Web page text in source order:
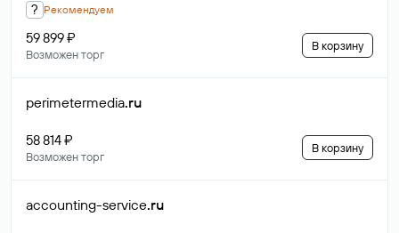
? Рекомендуем
59 899 ₽
Возможен торг
В корзину
perimetermedia.ru
58 814 ₽
Возможен торг
В корзину
accounting-service.ru